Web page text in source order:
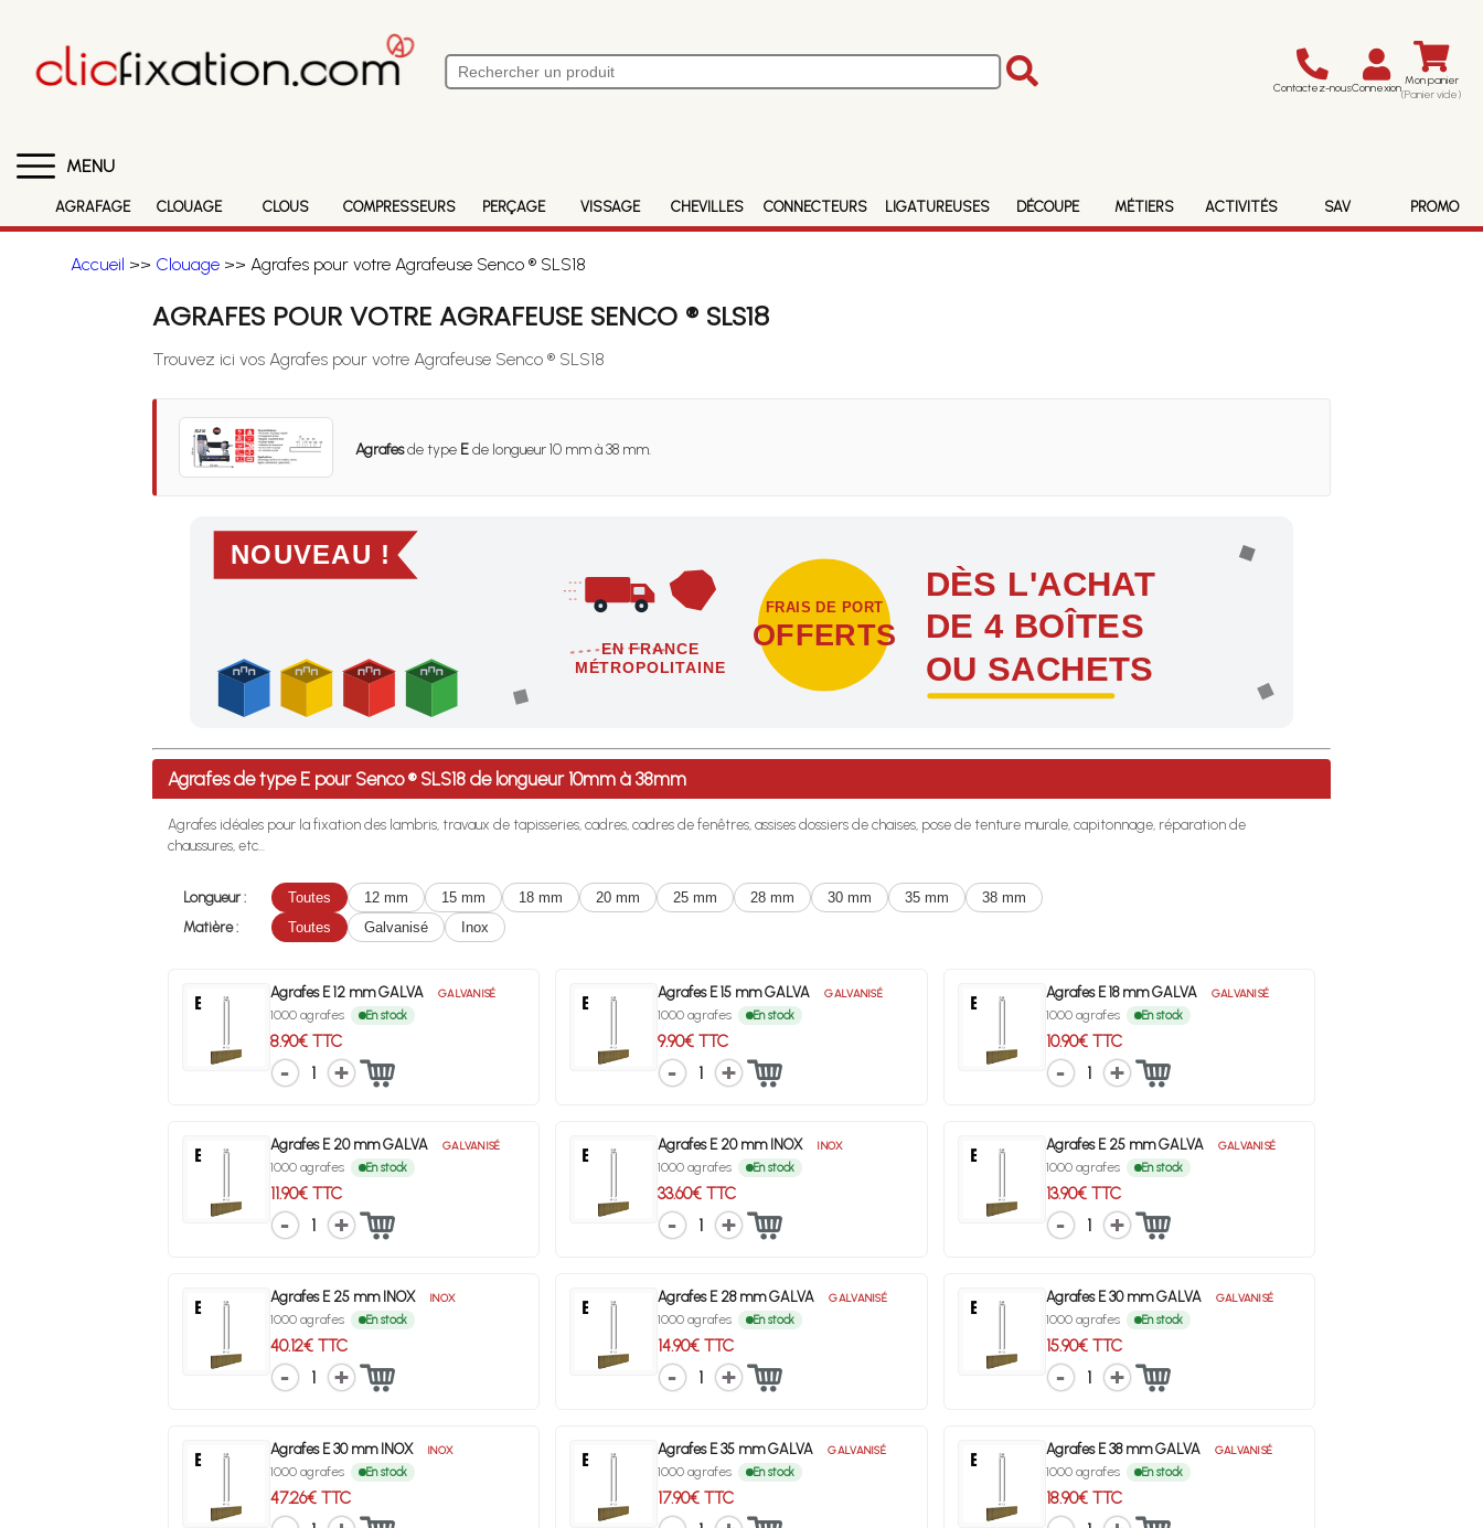
Contactez-nousConnexion Mon panier
(Panier vide)
MENU
AGRAFAGE CLOUAGE CLOUS COMPRESSEURS PERÇAGE VISSAGE CHEVILLES CONNECTEURS LIGATUREUSES DÉCOUPE MÉTIERS ACTIVITÉS SAV PROMO
Accueil >> Clouage>> Agrafes pour votre Agrafeuse Senco ® SLS18
AGRAFES POUR VOTRE AGRAFEUSE SENCO ® SLS18
Trouvez ici vos Agrafes pour votre Agrafeuse Senco ® SLS18
Agrafesde type Ede longueur 10 mm à 38 mm.
NOUVEAU !
EN FRANCE
MÉTROPOLITAINE
FRAIS DE PORT
OFFERTS
DÈS L'ACHAT
DE 4 BOÎTES
OU SACHETS
Profitez des Frais de port offerts en France métropolitaine dès l'achat de 4 sachets ou boîtes d'agrafes ou de pointes !
Agrafes de type E pour Senco ® SLS18 de longueur 10mm à 38mm
Agrafes idéales pour la fixation des lambris, travaux de tapisseries, cadres, cadres de fenêtres, assises dossiers de chaises, pose de tenture murale, capitonnage, réparation de
chaussures, etc...
Longueur : Toutes 12 mm 15 mm 18 mm 20 mm 25 mm 28 mm 30 mm 35 mm
38 mm
Matière :
Toutes Galvanisé Inox
Agrafes E 12 mm GALVA GALVANISÉ
1000 agrafes En stock
8.90€ TTC
1
Agrafes E 15 mm GALVA GALVANISÉ
1000 agrafes En stock
9.90€ TTC
1
Agrafes E 18 mm GALVA GALVANISÉ
1000 agrafes En stock
10.90€ TTC
1
Agrafes E 20 mm GALVA GALVANISÉ
1000 agrafes En stock
11.90€ TTC
1
Agrafes E 20 mm INOX INOX
1000 agrafes En stock
33.60€ TTC
1
Agrafes E 25 mm GALVA GALVANISÉ
1000 agrafes En stock
13.90€ TTC
1
Agrafes E 25 mm INOX INOX
1000 agrafes En stock
40.12€ TTC
1
Agrafes E 28 mm GALVA GALVANISÉ
1000 agrafes En stock
14.90€ TTC
1
Agrafes E 30 mm GALVA GALVANISÉ
1000 agrafes En stock
15.90€ TTC
1
Agrafes E 30 mm INOX INOX
1000 agrafes En stock
47.26€ TTC
Agrafes E 35 mm GALVA GALVANISÉ
1000 agrafes En stock
17.90€ TTC
Agrafes E 38 mm GALVA GALVANISÉ
1000 agrafes En stock
18.90€ TTC